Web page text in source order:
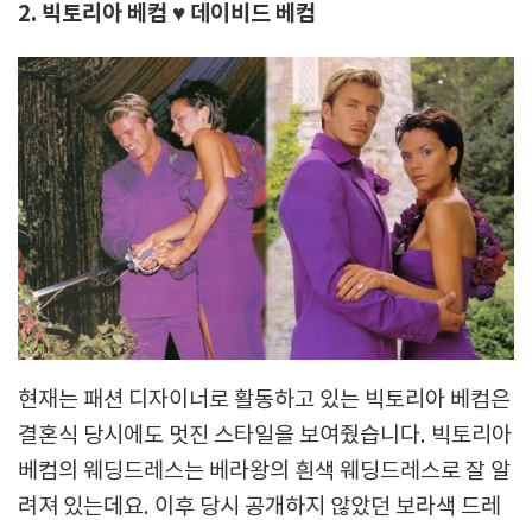
2. 빅토리아 베컴 ♥ 데이비드 베컴
현재는 패션 디자이너로 활동하고 있는 빅토리아 베컴은
결혼식 당시에도 멋진 스타일을 보여줬습니다. 빅토리아
베컴의 웨딩드레스는 베라왕의 흰색 웨딩드레스로 잘 알
려져 있는데요. 이후 당시 공개하지 않았던 보라색 드레